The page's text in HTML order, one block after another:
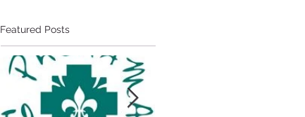
Featured Posts